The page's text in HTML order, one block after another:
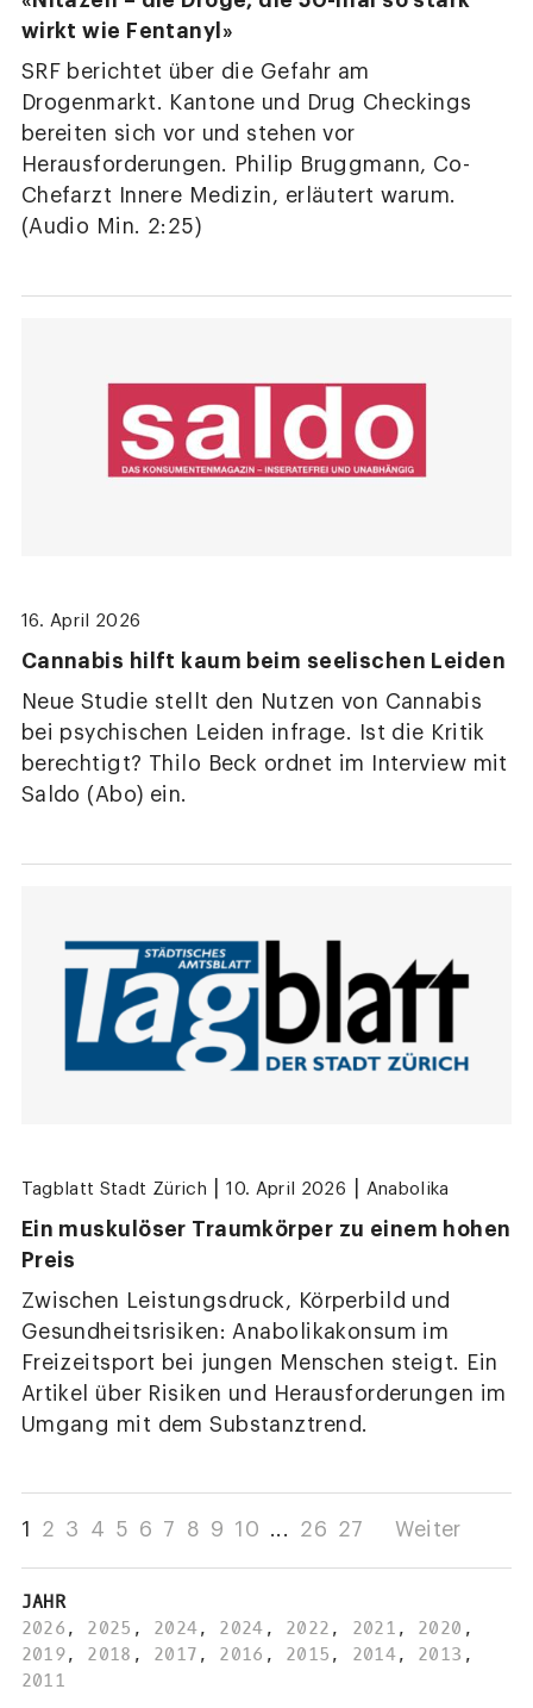
wirkt wie Fentanyl»
SRF berichtet über die Gefahr am
Drogenmarkt. Kantone und Drug Checkings
bereiten sich vor und stehen vor
Herausforderungen. Philip Bruggmann, Co-
Chefarzt Innere Medizin, erläutert warum.
(Audio Min. 2:25)
16. April 2026
Cannabis hilft kaum beim seelischen Leiden
Neue Studie stellt den Nutzen von Cannabis
bei psychischen Leiden infrage. Ist die Kritik
berechtigt? Thilo Beck ordnet im Interview mit
Saldo (Abo) ein.
Tagblatt Stadt Zürich 10. April 2026 Anabolika
Ein muskulöser Traumkörper zu einem hohen
Preis
Zwischen Leistungsdruck, Körperbild und
Gesundheitsrisiken: Anabolikakonsum im
Freizeitsport bei jungen Menschen steigt. Ein
Artikel über Risiken und Herausforderungen im
Umgang mit dem Substanztrend.
1 2 3 4 5 6 7 8 9 10 ... 26 27 Weiter
JAHR
2026 , 2025 , 2024, 2024 , 2022 , 2021 , 2020 ,
2019, 2018 , 2017 , 2016 , 2015 , 2014, 2013 ,
2011